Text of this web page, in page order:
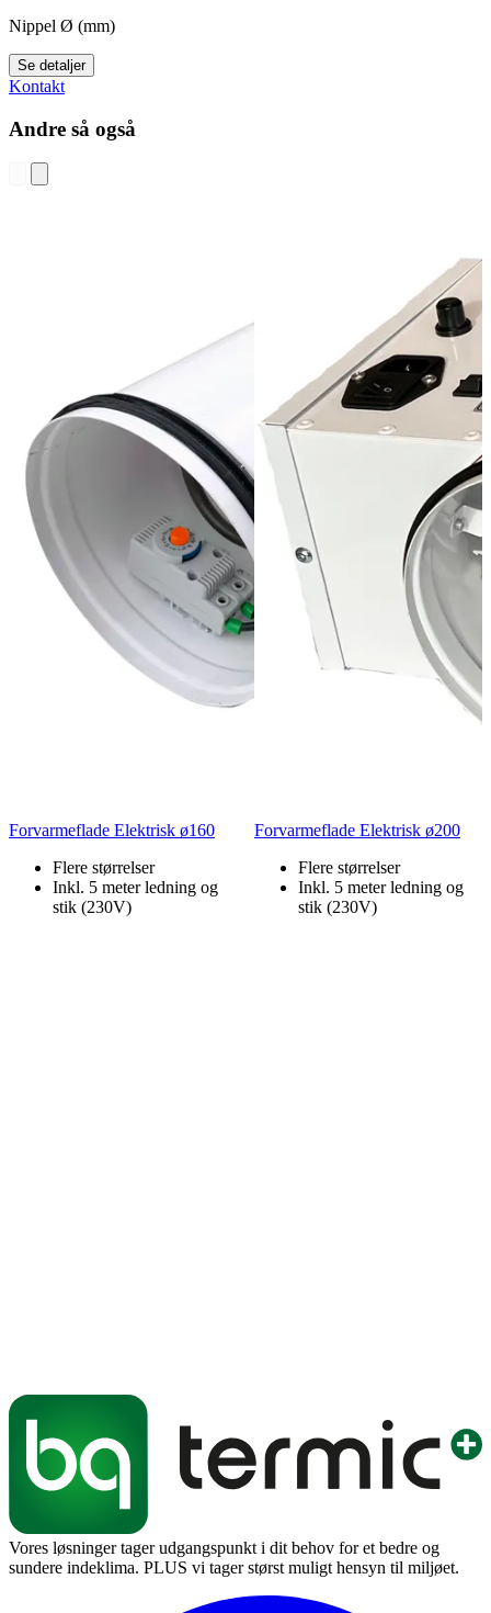
Nippel Ø (mm)
Se detaljer
Kontakt
Andre så også
Forvarmeflade Elektrisk ø160
Flere størrelser
Inkl. 5 meter ledning og
stik (230V)
Forvarmeflade Elektrisk ø200
Flere størrelser
Inkl. 5 meter ledning og
stik (230V)
Vores løsninger tager udgangspunkt i dit behov for et bedre og
sundere indeklima. PLUS vi tager størst muligt hensyn til miljøet.